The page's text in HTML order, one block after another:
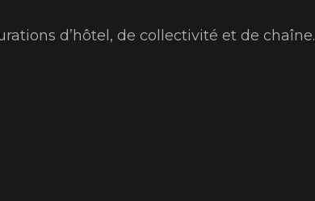
d’hôtel, de collectivité et de chaîne.